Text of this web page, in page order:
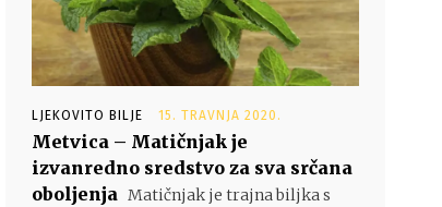
LJEKOVITO BILJE 15. TRAVNJA 2020.
Metvica – Matičnjak je
izvanredno sredstvo za sva srčana
oboljenja Matičnjak je trajna biljka s